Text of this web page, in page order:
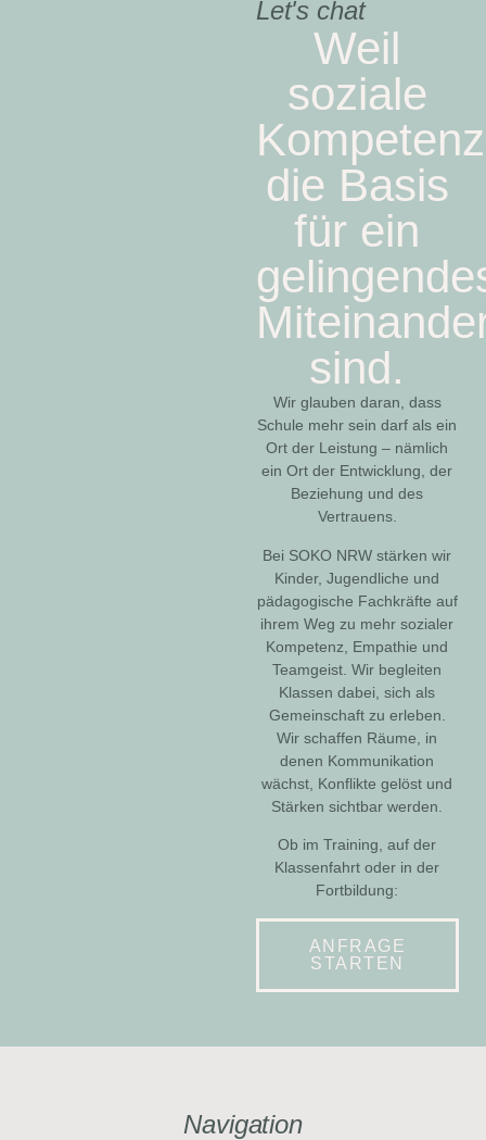
Let's chat
Weil
soziale
die Basis
für ein
sind.
Wir glauben daran, dass
Schule mehr sein darf als ein
Ort der Leistung – nämlich
ein Ort der Entwicklung, der
Beziehung und des
Vertrauens.
Bei SOKO NRW stärken wir
Kinder, Jugendliche und
pädagogische Fachkräfte auf
ihrem Weg zu mehr sozialer
Kompetenz, Empathie und
Teamgeist. Wir begleiten
Klassen dabei, sich als
Gemeinschaft zu erleben.
Wir schaffen Räume, in
denen Kommunikation
wächst, Konflikte gelöst und
Stärken sichtbar werden.
Ob im Training, auf der
Klassenfahrt oder in der
Fortbildung:
ANFRAGE
STARTEN
Navigation